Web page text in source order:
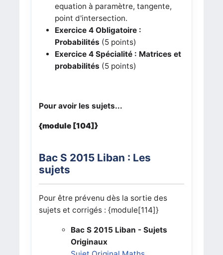
equation à paramètre, tangente,
point d'intersection.
Exercice 4 Obligatoire :
Probabilités (5 points)
Exercice 4 Spécialité : Matrices et
probabilités (5 points)
Pour avoir les sujets...
{module [104]}
Bac S 2015 Liban : Les
sujets
Pour être prévenu dès la sortie des
sujets et corrigés : {module[114]}
Bac S 2015 Liban - Sujets
Originaux